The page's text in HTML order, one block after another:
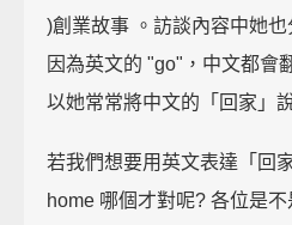
)創業故事 。訪談內容中她也
因為英文的 "go"，中文都會
以她常常將中文的「回家」
若我們想要用英文表達「回
home 哪個才對呢? 各位是